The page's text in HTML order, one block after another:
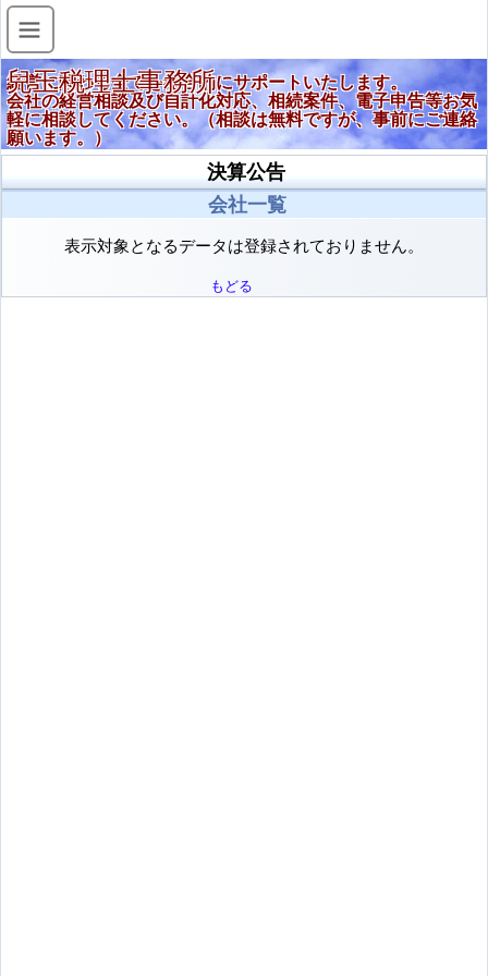
兒玉税理士事務所
経営に関わる全てを総合的にサポートいたします。
会社の経営相談及び自計化対応、相続案件、電子申告等お気
軽に相談してください。（相談は無料ですが、事前にご連絡
願います。）
決算公告
会社一覧
表示対象となるデータは登録されておりません。
もどる